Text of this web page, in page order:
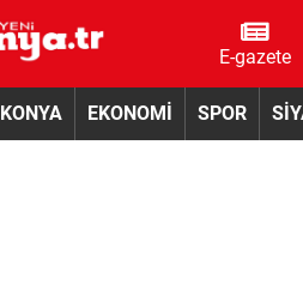
E-gazete
KONYA EKONOMİ SPOR